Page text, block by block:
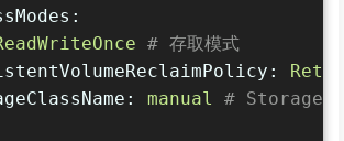
# 存取模式
manual #